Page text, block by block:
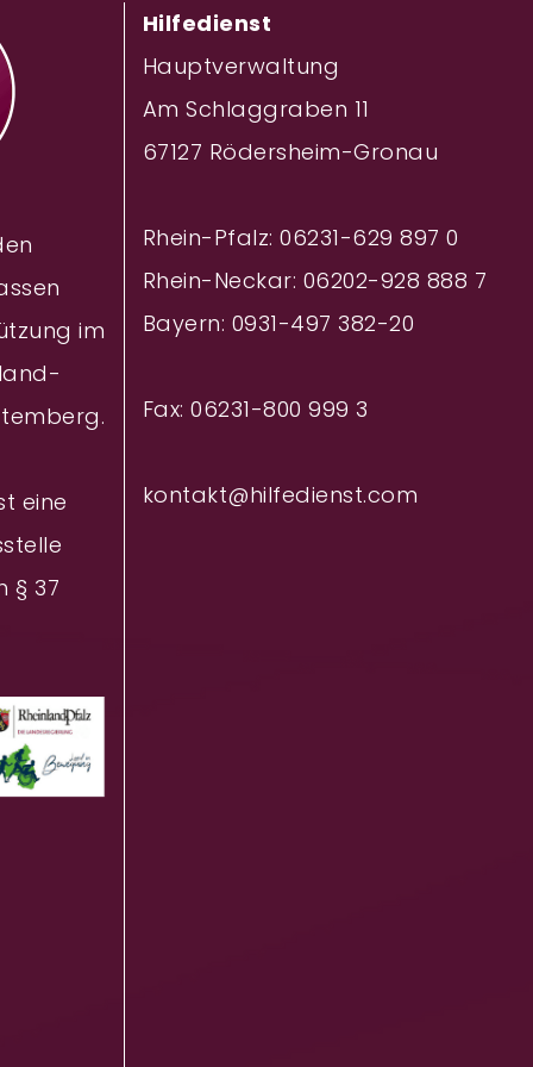
im
eine
§ 37
Hilfedienst
Hauptverwaltung
Am Schlaggraben 11
67127 Rödersheim-Gronau
Rhein-Pfalz: 06231-629 897 0
Rhein-Neckar: 06202-928 888 7
Bayern: 0931-497 382-20
Fax: 06231-800 999 3
kontakt@hilfedienst.com